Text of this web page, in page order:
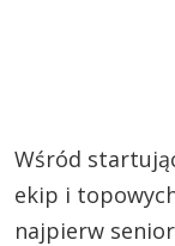
Wśród
ekip i
najpierw